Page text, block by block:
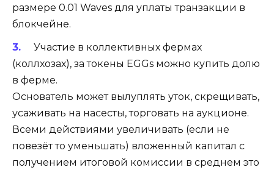
размере 0.01 Waves для уплаты транзакции в
блокчейне.
Участие в коллективных фермах
(коллхозах), за токены EGGs можно купить долю
в ферме.
Основатель может вылуплять уток, скрещивать,
усаживать на насесты, торговать на аукционе.
Всеми действиями увеличивать (если не
повезёт то уменьшать) вложенный капитал с
получением итоговой комиссии в среднем это